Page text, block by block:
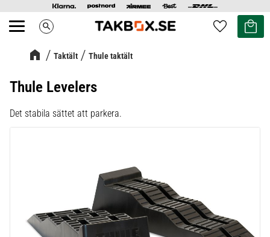
Meny search Favoriter
Kundvagn
Taktält Thule taktält
Thule Levelers
Det stabila sättet att parkera.